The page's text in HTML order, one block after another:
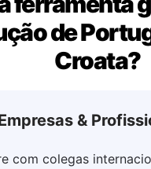
pode se
ferramenta
de
&